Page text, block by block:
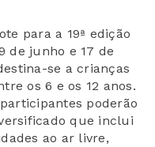
para a 19ª edição
de junho e 17 de
se a crianças
os 6 e os 12 anos.
poderão
que inclui
ao ar livre,